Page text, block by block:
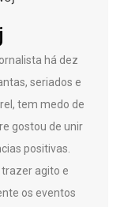
há dez
seriados e
tem medo de
gostou de unir
positivas.
agito e
os eventos